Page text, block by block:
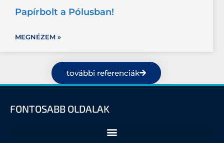
Papírbolt a Pólusban!
MEGNÉZEM »
további referenciák
FONTOSABB OLDALAK